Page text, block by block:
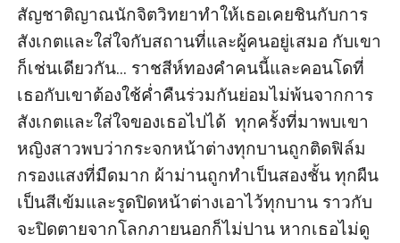
สัญชาติญาณนักจิตวิทยาทำให้เธอเคยชินกับการ
สังเกตและใส่ใจกับสถานที่และผู้คนอยู่เสมอ กับเขา
ก็เช่นเดียวกัน... ราชสีห์ทองคำคนนี้และคอนโดที่
เธอกับเขาต้องใช้ค่ำคืนร่วมกันย่อมไม่พ้นจากการ
สังเกตและใส่ใจของเธอไปได้  ทุกครั้งที่มาพบเขา
หญิงสาวพบว่ากระจกหน้าต่างทุกบานถูกติดฟิล์ม
กรองแสงที่มืดมาก ผ้าม่านถูกทำเป็นสองชั้น ทุกผืน
เป็นสีเข้มและรูดปิดหน้าต่างเอาไว้ทุกบาน ราวกับ
จะปิดตายจากโลกภายนอกก็ไม่ปาน หากเธอไม่ดู